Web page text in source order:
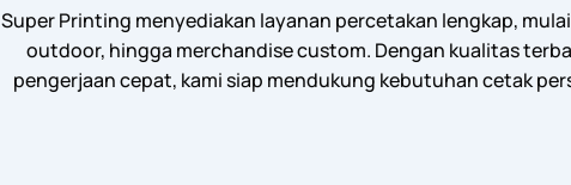
Super Printing menyediakan layanan percetakan lengkap,
outdoor, hingga merchandise custom. Dengan kualitas
pengerjaan cepat, kami siap mendukung kebutuhan cetak